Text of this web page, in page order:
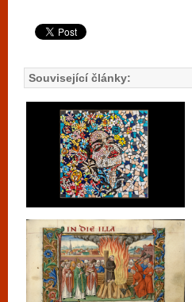
Související články: